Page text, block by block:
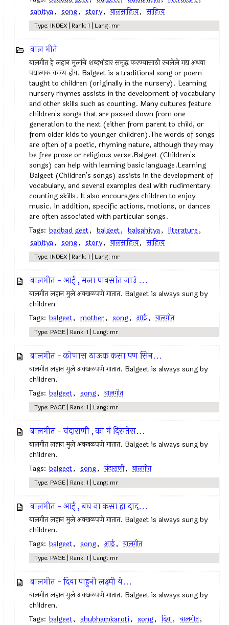
sahitya, song, story, बालसाहित्य, साहित्य
Type: INDEX | Rank: 1 | Lang: mr
बाल गीते
बालगीत हे लहान मुलांचे शब्दभांडार समृद्ध करण्यासाठी रचलेले गद्य अथवा
पद्यात्मक काव्य होय. Balgeet is a traditional song or poem
taught to children (originally in the nursery). Learning
nursery rhymes assists in the development of vocabulary
and other skills such as counting. Many cultures feature
children's songs that are passed down from one
generation to the next (either from parent to child, or
from older kids to younger children).The words of songs
are often of a poetic, rhyming nature, although they may
be free prose or religious verse.Balgeet (Children's
songs) can help with learning basic language.Learning
Balgeet (Children's songs) assists in the development of
vocabulary, and several examples deal with rudimentary
counting skills. It also encourages children to enjoy
music. In addition, specific actions, motions, or dances
are often associated with particular songs.
Tags: badbad geet, balgeet, balsahitya, literature,
sahitya, song, story, बालसाहित्य, साहित्य
Type: INDEX | Rank: 1 | Lang: mr
बालगीत - आई , मला पावसांत जाउं ...
बालगीत लहान मुले अवखळपणे गातात. Balgeet is always sung by
children
Tags: balgeet, mother, song, आई, बालगीत
Type: PAGE | Rank: 1 | Lang: mr
बालगीत - कोणास ठाऊक कसा पण सिन...
बालगीत लहान मुले अवखळपणे गातात. Balgeet is always sung by
children.
Tags: balgeet, song, बालगीत
Type: PAGE | Rank: 1 | Lang: mr
बालगीत - चंदाराणी , का गं दिसतेस...
बालगीत लहान मुले अवखळपणे गातात. Balgeet is always sung by
children.
Tags: balgeet, song, चंदाराणी, बालगीत
Type: PAGE | Rank: 1 | Lang: mr
बालगीत - आई , बघ ना कसा हा दाद...
बालगीत लहान मुले अवखळपणे गातात. Balgeet is always sung by
children.
Tags: balgeet, song, आई, बालगीत
Type: PAGE | Rank: 1 | Lang: mr
बालगीत - दिवा पाहुनी लक्ष्मी ये...
बालगीत लहान मुले अवखळपणे गातात. Balgeet is always sung by
children.
Tags: balgeet, shubhamkaroti, song, दिवा, बालगीत,